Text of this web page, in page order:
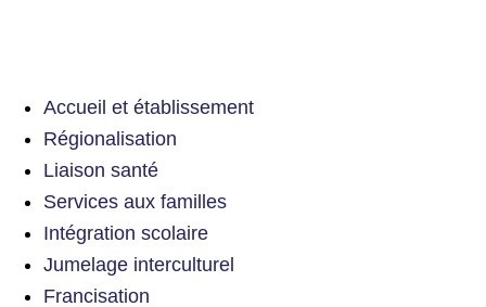
Accueil et établissement
Régionalisation
Liaison santé
Services aux familles
Intégration scolaire
Jumelage interculturel
Francisation